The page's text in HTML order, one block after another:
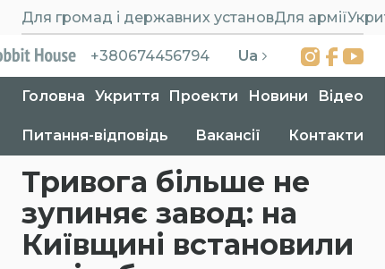
Для громад і державних установДля армії
+380674456794 Ua
Головна Укриття Проекти Новини Відео
Питання-відповідь Вакансії Контакти
Головна > Проекти
Тривога більше не
зупиняє завод: на
Київщині встановили